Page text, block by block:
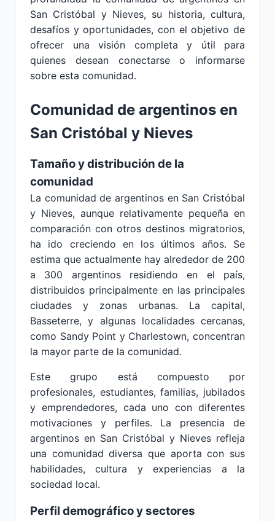
San Cristóbal y Nieves, su historia, cultura,
desafíos y oportunidades, con el objetivo de
ofrecer una visión completa y útil para
quienes desean conectarse o informarse
sobre esta comunidad.
Comunidad de argentinos en
San Cristóbal y Nieves
Tamaño y distribución de la
comunidad
La comunidad de argentinos en San Cristóbal
y Nieves, aunque relativamente pequeña en
comparación con otros destinos migratorios,
ha ido creciendo en los últimos años. Se
estima que actualmente hay alrededor de 200
a 300 argentinos residiendo en el país,
distribuidos principalmente en las principales
ciudades y zonas urbanas. La capital,
Basseterre, y algunas localidades cercanas,
como Sandy Point y Charlestown, concentran
la mayor parte de la comunidad.
Este grupo está compuesto por
profesionales, estudiantes, familias, jubilados
y emprendedores, cada uno con diferentes
motivaciones y perfiles. La presencia de
argentinos en San Cristóbal y Nieves refleja
una comunidad diversa que aporta con sus
habilidades, cultura y experiencias a la
sociedad local.
Perfil demográfico y sectores